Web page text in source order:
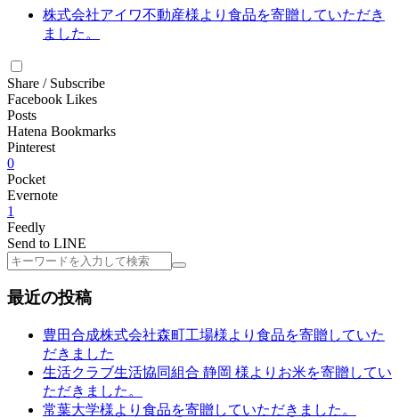
株式会社アイワ不動産様より食品を寄贈していただき
ました。
Share / Subscribe
Facebook Likes
Posts
Hatena Bookmarks
Pinterest
0
Pocket
Evernote
1
Feedly
Send to LINE
検
最近の投稿
豊田合成株式会社森町工場様より食品を寄贈していた
だきました
生活クラブ生活協同組合 静岡 様よりお米を寄贈してい
ただきました。
常葉大学様より食品を寄贈していただきました。